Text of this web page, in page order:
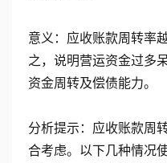
意义：应收账款周转率
之，说明营运资金过多
资金周转及偿债能力。
分析提示：应收账款周
合考虑。以下几种情况